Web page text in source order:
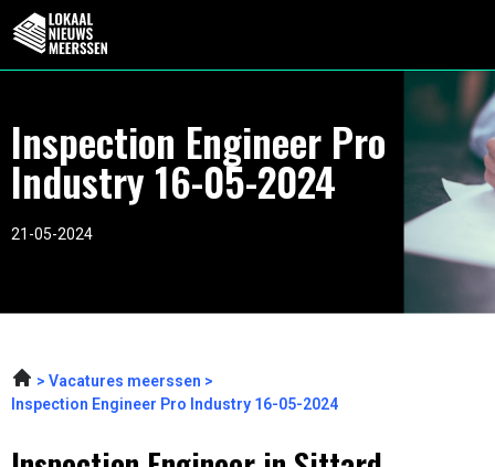
Inspection Engineer Pro
Industry 16-05-2024
21-05-2024
Vacatures meerssen
Inspection Engineer Pro Industry 16-05-2024